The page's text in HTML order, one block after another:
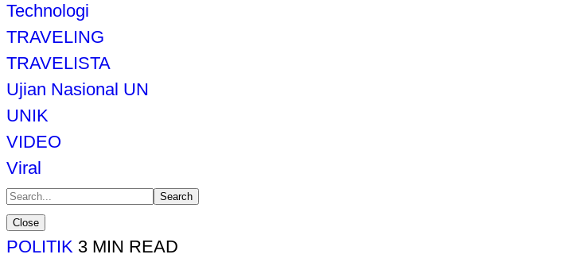
Technologi
TRAVELING
TRAVELISTA
Ujian Nasional UN
UNIK
VIDEO
Viral
Search
Close
POLITIK 3 MIN READ